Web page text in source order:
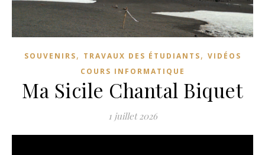
SOUVENIRS, TRAVAUX DES ÉTUDIANTS, VIDÉOS
COURS INFORMATIQUE
Ma Sicile Chantal Biquet
1 juillet 2026